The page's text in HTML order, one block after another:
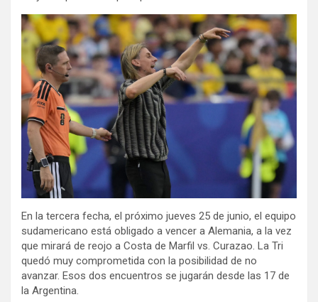
En la tercera fecha, el próximo jueves 25 de junio, el equipo
sudamericano está obligado a vencer a Alemania, a la vez
que mirará de reojo a Costa de Marfil vs. Curazao. La Tri
quedó muy comprometida con la posibilidad de no
avanzar. Esos dos encuentros se jugarán desde las 17 de
la Argentina.